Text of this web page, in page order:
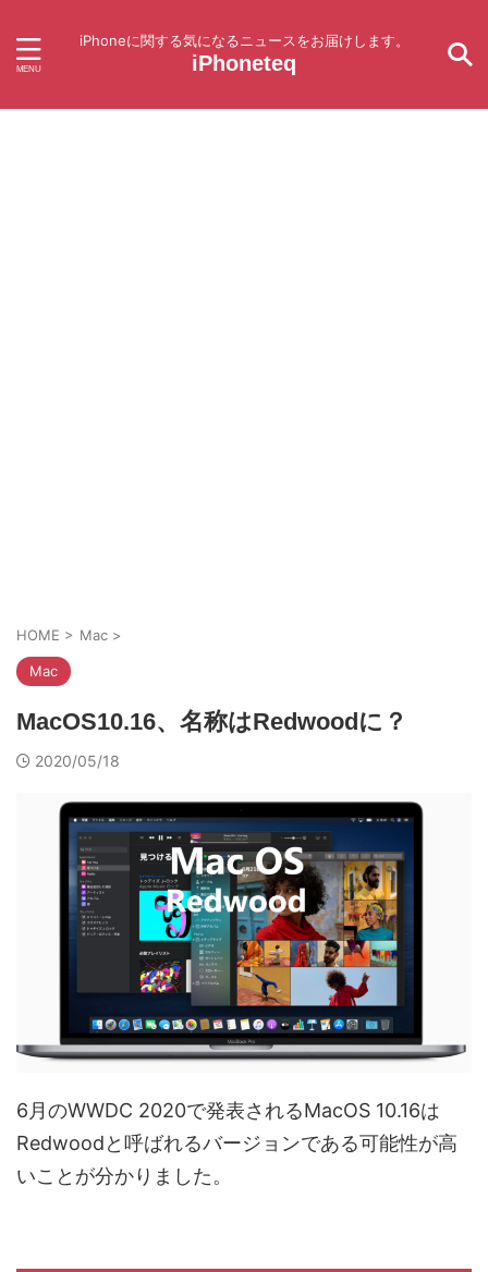
iPhoneに関する気になるニュースをお届けします。
iPhoneteq
HOME > Mac >
Mac
MacOS10.16、名称はRedwoodに？
2020/05/18
6月のWWDC 2020で発表されるMacOS 10.16は
Redwoodと呼ばれるバージョンである可能性が高
いことが分かりました。